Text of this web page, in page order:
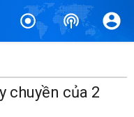
chuyền của 2